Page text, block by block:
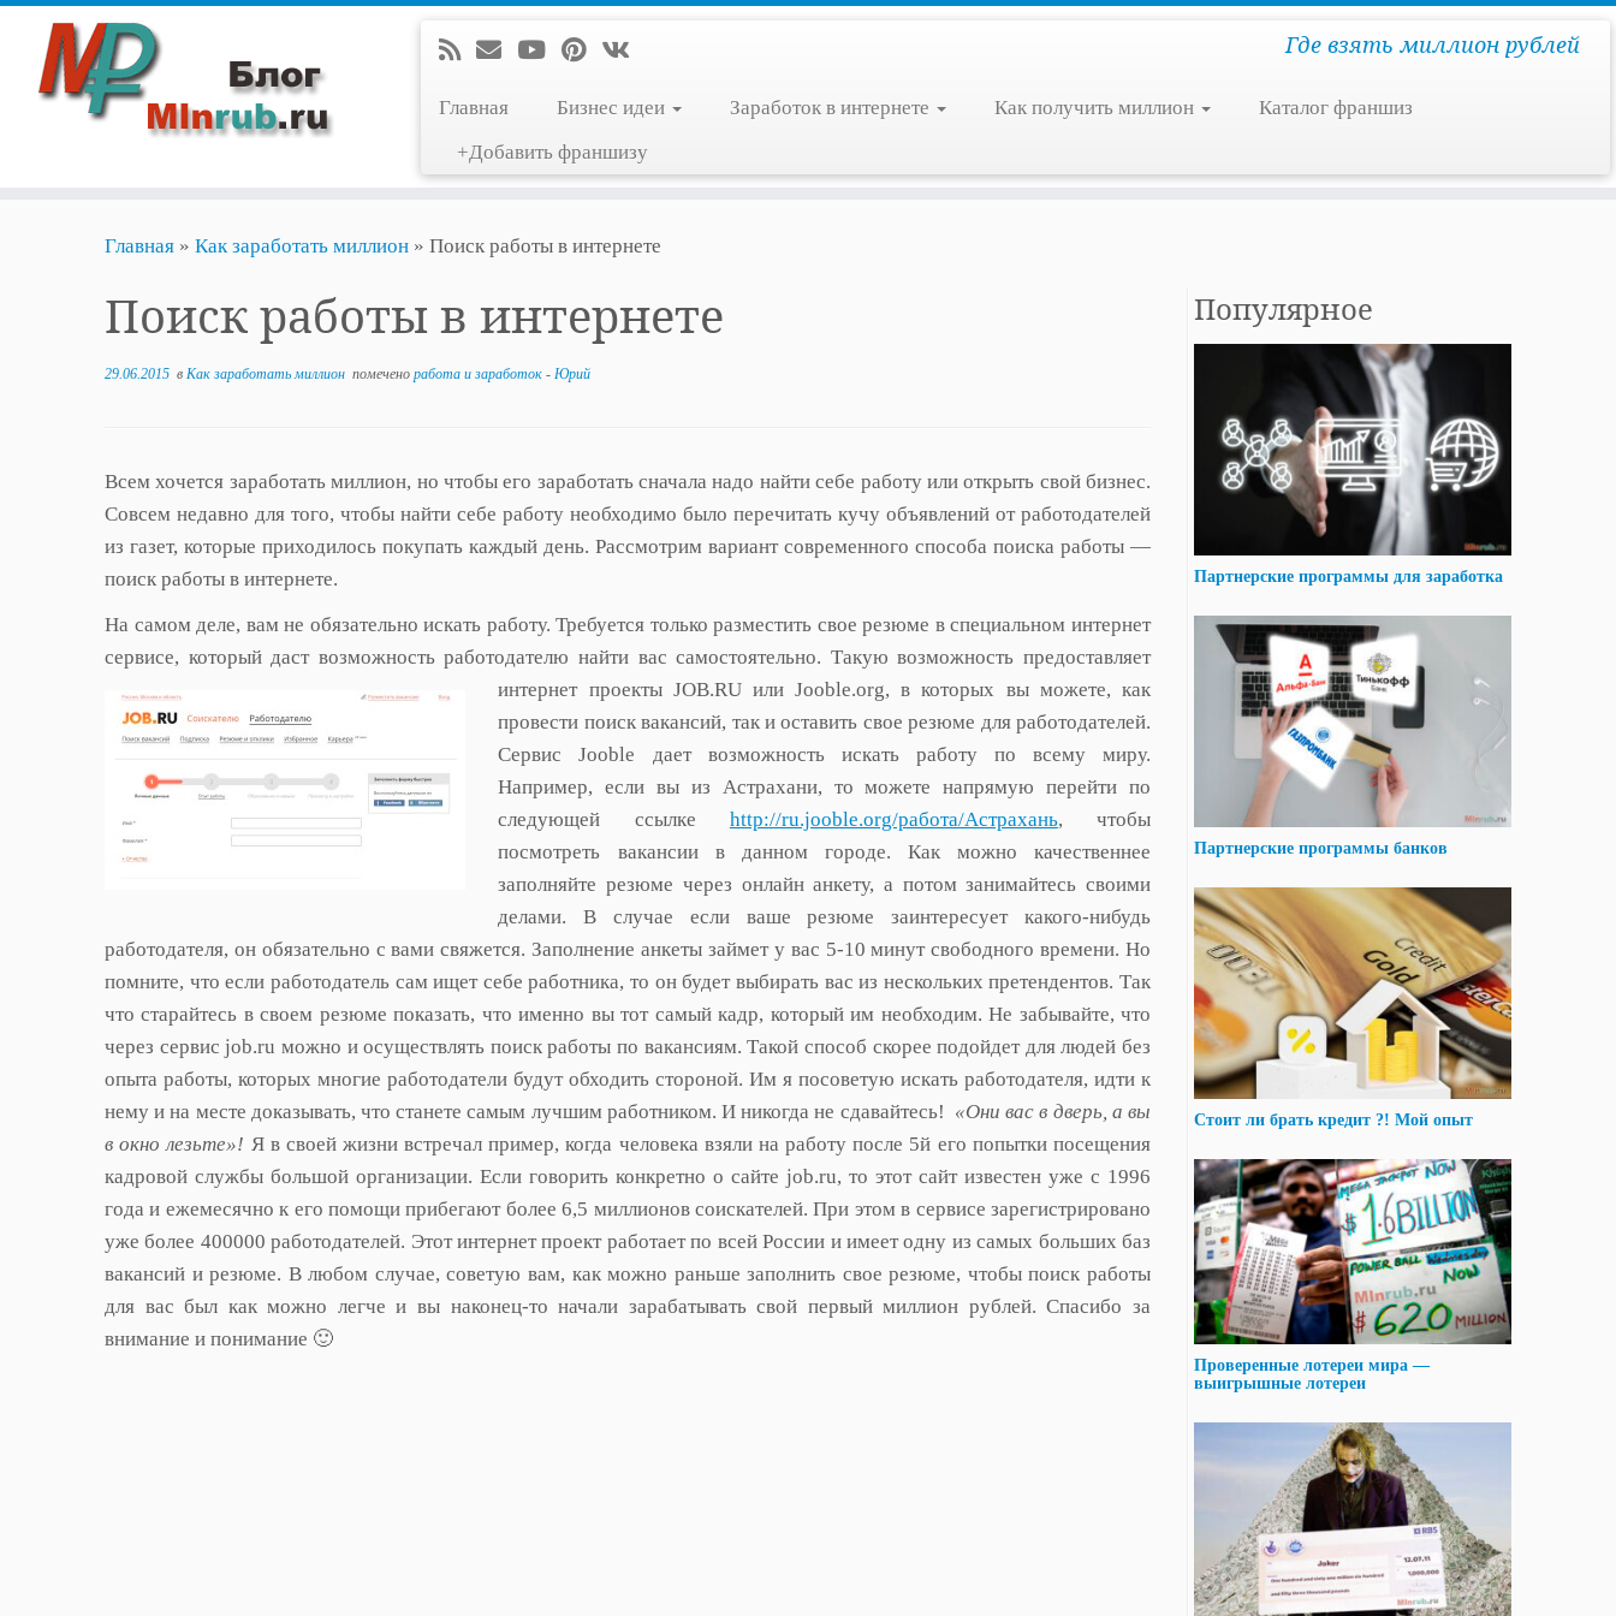
Где взять миллион рублей
Главная Бизнес идеи Заработок в интернете Как получить миллион
Каталог франшиз
+Добавить франшизу
Главная » Как заработать миллион » Поиск работы в интернете
Поиск работы в интернете
29.06.2015 в Как заработать миллион помечено работа и заработок - Юрий
Всем хочется заработать миллион, но чтобы его заработать сначала надо найти себе работу или открыть свой бизнес.
Совсем недавно для того, чтобы найти себе работу необходимо было перечитать кучу объявлений от работодателей
из газет, которые приходилось покупать каждый день. Рассмотрим вариант современного способа поиска работы —
поиск работы в интернете.
На самом деле, вам не обязательно искать работу. Требуется только разместить свое резюме в специальном интернет
сервисе, который даст возможность работодателю найти вас самостоятельно. Такую возможность предоставляет
интернет проекты JOB.RU или Jooble.org, в которых вы можете, как
провести поиск вакансий, так и оставить свое резюме для работодателей.
Сервис Jooble дает возможность искать работу по всему миру.
Например, если вы из Астрахани, то можете напрямую перейти по
следующей ссылке http://ru.jooble.org/работа/Астрахань, чтобы
посмотреть вакансии в данном городе. Как можно качественнее
заполняйте резюме через онлайн анкету, а потом занимайтесь своими
делами. В случае если ваше резюме заинтересует какого-нибудь
работодателя, он обязательно с вами свяжется. Заполнение анкеты займет у вас 5-10 минут свободного времени. Но
помните, что если работодатель сам ищет себе работника, то он будет выбирать вас из нескольких претендентов. Так
что старайтесь в своем резюме показать, что именно вы тот самый кадр, который им необходим. Не забывайте, что
через сервис job.ru можно и осуществлять поиск работы по вакансиям. Такой способ скорее подойдет для людей без
опыта работы, которых многие работодатели будут обходить стороной. Им я посоветую искать работодателя, идти к
нему и на месте доказывать, что станете самым лучшим работником. И никогда не сдавайтесь! «Они вас в дверь, а вы
в окно лезьте»! Я в своей жизни встречал пример, когда человека взяли на работу после 5й его попытки посещения
кадровой службы большой организации. Если говорить конкретно о сайте job.ru, то этот сайт известен уже с 1996
года и ежемесячно к его помощи прибегают более 6,5 миллионов соискателей. При этом в сервисе зарегистрировано
уже более 400000 работодателей. Этот интернет проект работает по всей России и имеет одну из самых больших баз
вакансий и резюме. В любом случае, советую вам, как можно раньше заполнить свое резюме, чтобы поиск работы
для вас был как можно легче и вы наконец-то начали зарабатывать свой первый миллион рублей. Спасибо за
внимание и понимание 🙂
Популярное
Партнерские программы для заработка
Партнерские программы банков
Стоит ли брать кредит ?! Мой опыт
Проверенные лотереи мира —
выигрышные лотереи